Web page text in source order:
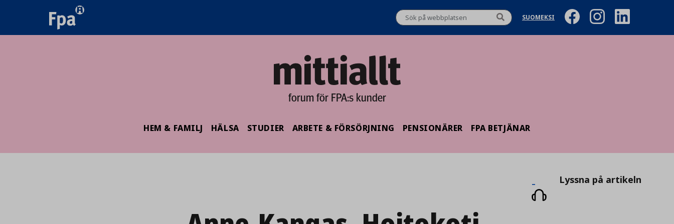
SUOMEKSI
forum för FPA:s kunder
HEM & FAMILJ HÄLSA STUDIER ARBETE & FÖRSÖRJNING PENSIONÄRER FPA BETJÄNAR
Lyssna
på
Lyssna på artikeln